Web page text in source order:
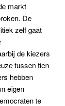
markt
De
zelf gaat
de kiezers
tussen tien
hebben
eigen
te